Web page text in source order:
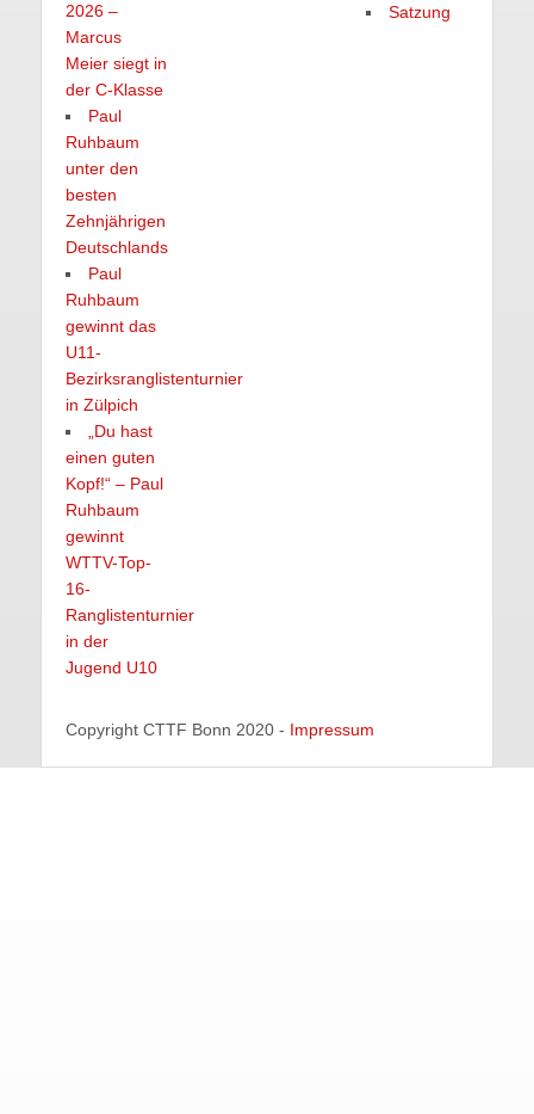
2026 –
Marcus
Meier siegt in
der C-Klasse
Paul
Ruhbaum
unter den
besten
Zehnjährigen
Deutschlands
Paul
Ruhbaum
gewinnt das
U11-
Bezirksranglistenturnier
in Zülpich
„Du hast
einen guten
Kopf!“ – Paul
Ruhbaum
gewinnt
WTTV-Top-
16-
Ranglistenturnier
in der
Jugend U10
Satzung
Copyright CTTF Bonn 2020 - Impressum